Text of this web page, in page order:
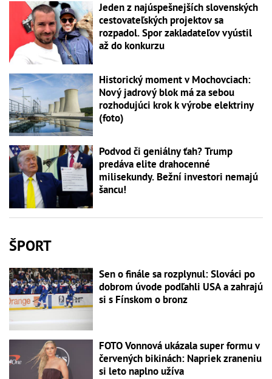
Jeden z najúspešnejších slovenských
cestovateľských projektov sa
rozpadol. Spor zakladateľov vyústil
až do konkurzu
Historický moment v Mochovciach:
Nový jadrový blok má za sebou
rozhodujúci krok k výrobe elektriny
(foto)
Podvod či geniálny ťah? Trump
predáva elite drahocenné
milisekundy. Bežní investori nemajú
šancu!
ŠPORT
Sen o finále sa rozplynul: Slováci po
dobrom úvode podľahli USA a zahrajú
si s Fínskom o bronz
FOTO Vonnová ukázala super formu v
červených bikinách: Napriek zraneniu
si leto naplno užíva